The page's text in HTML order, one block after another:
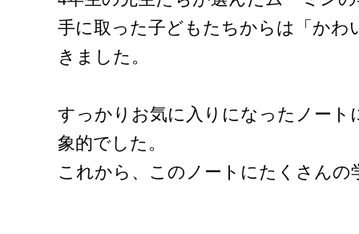
手に取った子どもたちからは「か
きました。
すっかりお気に入りになったノー
象的でした。
これから、このノートにたくさん